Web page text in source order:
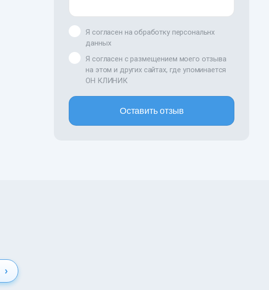
Я согласен на обработку персональнх
данных
Я согласен с размещением моего отзыва
на этом и других сайтах, где упоминается
ОН КЛИНИК
Оставить отзыв